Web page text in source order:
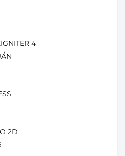
4
2D